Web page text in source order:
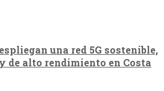
una red 5G sostenible,
de alto rendimiento en Costa